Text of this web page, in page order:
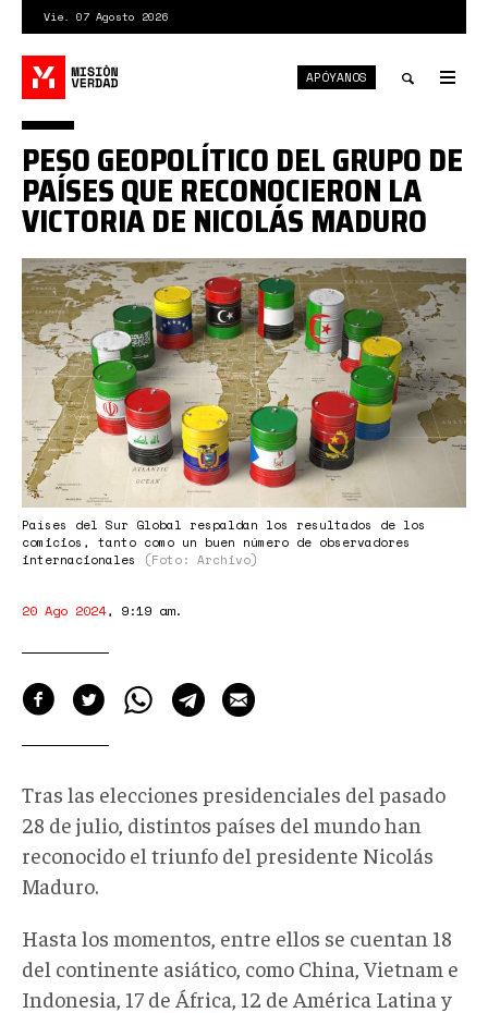
contenido
principal
Vie. 07 Agosto 2026
search
APÓYANOS
paises.jpg
Países del Sur Global respaldan los resultados de los
comicios, tanto como un buen número de observadores
internacionales
(Foto: Archivo)
PESO GEOPOLÍTICO DEL GRUPO DE
PAÍSES QUE RECONOCIERON LA
VICTORIA DE NICOLÁS MADURO
20 Ago 2024, 9:19 am.
Tras las elecciones presidenciales del pasado
28 de julio, distintos países del mundo han
reconocido el triunfo del presidente Nicolás
Maduro.
Hasta los momentos, entre ellos se cuentan 18
del continente asiático, como China, Vietnam e
Indonesia, 17 de África, 12 de América Latina y